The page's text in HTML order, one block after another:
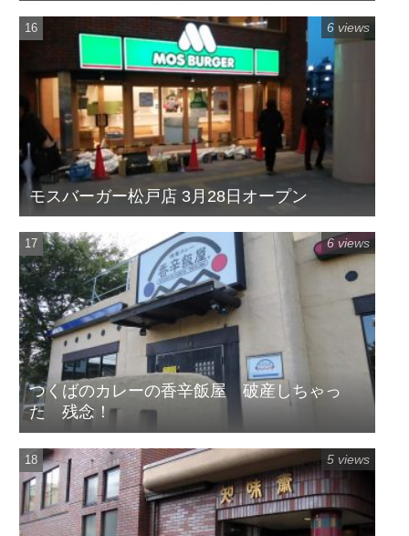
モスバーガー松戸店 3月28日オープン
6 views
つくばのカレーの香辛飯屋 破産しちゃっ
た 残念！
6 views
5 views